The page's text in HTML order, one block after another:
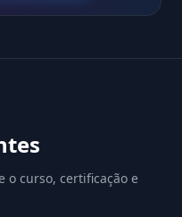
o curso, certificação e